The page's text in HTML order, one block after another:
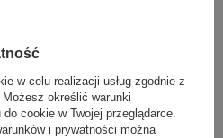
w celu realizacji usług zgodnie z
Możesz określić warunki
cookie w Twojej przeglądarce.
i prywatności można